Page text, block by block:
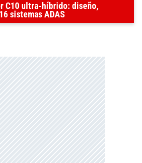
C10 ultra-híbrido: diseño,
sistemas ADAS